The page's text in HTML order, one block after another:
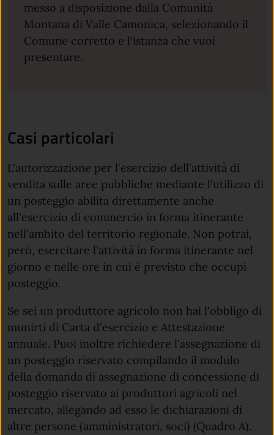
messo a disposizione dalla Comunità
Montana di Valle Camonica, selezionando il
Comune corretto e l'istanza che vuoi
presentare.
Casi particolari
L'autorizzazione per l'esercizio dell'attività di
vendita sulle aree pubbliche mediante l'utilizzo di
un posteggio abilita direttamente anche
all'esercizio di commercio in forma itinerante
nell'ambito del territorio regionale. Non potrai,
però, esercitare l'attività in forma itinerante nel
giorno e nelle ore in cui è previsto che occupi
posteggio.
Se sei un produttore agricolo non hai l'obbligo di
munirti di Carta d'esercizio e Attestazione
annuale. Puoi inoltre richiedere l'assegnazione di
un posteggio riservato compilando il modulo
della domanda di assegnazione di concessione di
posteggio riservato ai produttori agricoli nel
mercato, allegando ad esso le dichiarazioni di
altre persone (amministratori, soci) (Quadro A).